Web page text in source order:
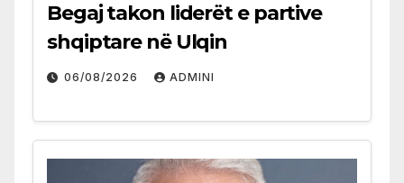
Begaj takon liderët e partive
shqiptare në Ulqin
06/08/2026 ADMINI